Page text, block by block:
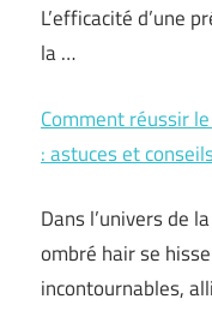
L’efficacité d’une
la …
Comment réussir
: astuces et
Dans l’univers de
ombré hair se
incontournables,